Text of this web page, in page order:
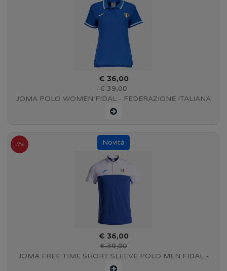
€ 36,00
€ 39,00
JOMA POLO WOMEN FIDAL - FEDERAZIONE ITALIANA
ATLETICA LEGGERA - BLUE
-7%
€ 36,00
€ 39,00
JOMA FREE TIME SHORT SLEEVE POLO MEN FIDAL -
FEDERAZIONE ITALIANA ATLETICA LEGGERA - BLUE